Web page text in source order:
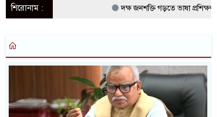
শিরোনাম : দক্ষ জনশক্তি গড়তে ভাষা প্রশিক্ষণ
প্রধানমন্ত্রী তারেক রহমান, সংসদ
মালয়েশিয়ায় কর্মী পাঠাতে
মালয়েশিয়া বিমানবন্দরে ভুয়া